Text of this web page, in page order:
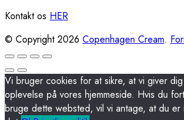
Kontakt os HER
© Copyright 2026 Copenhagen Cream.
Vi bruger cookies for at sikre, at vi giver
oplevelse på vores hjemmeside. Hvis du
bruge dette websted, vil vi antage, at du er